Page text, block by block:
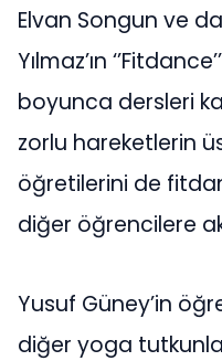
Elvan Songun ve
Yılmaz’ın
boyunca dersleri
zorlu hareketlerin
öğretilerini de
diğer öğrencilere
Yusuf Güney’in
diğer yoga